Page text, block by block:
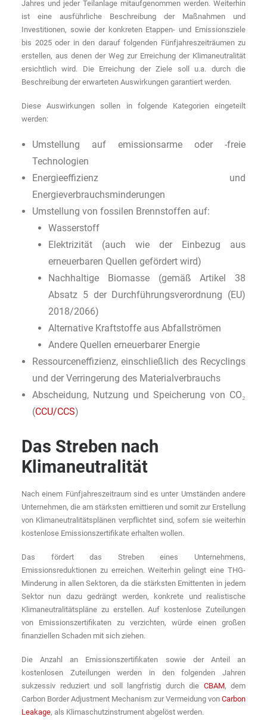
Jahres und jeder Teilanlage mitaufgenommen werden. Weiterhin
ist eine ausführliche Beschreibung der Maßnahmen und
Investitionen, sowie der konkreten Etappen- und Emissionsziele
bis 2025 oder in den darauf folgenden Fünfjahreszeiträumen zu
erstellen, aus denen der Weg zur Erreichung der Klimaneutralität
ersichtlich wird. Die Erreichung der Ziele soll u.a. durch die
Beschreibung der erwarteten Auswirkungen garantiert werden.
Diese Auswirkungen sollen in folgende Kategorien eingeteilt
werden:
Umstellung auf emissionsarme oder -freie
Technologien
Energieeffizienz und
Energieverbrauchsminderungen
Umstellung von fossilen Brennstoffen auf:
Wasserstoff
Elektrizität (auch wie der Einbezug aus
erneuerbaren Quellen gefördert wird)
Nachhaltige Biomasse (gemäß Artikel 38
Absatz 5 der Durchführungsverordnung (EU)
2018/2066)
Alternative Kraftstoffe aus Abfallströmen
Andere Quellen erneuerbarer Energie
Ressourceneffizienz, einschließlich des Recyclings
und der Verringerung des Materialverbrauchs
Abscheidung, Nutzung und Speicherung von CO₂
(CCU/CCS)
Das Streben nach
Klimaneutralität
Nach einem Fünfjahreszeitraum sind es unter Umständen andere
Unternehmen, die am stärksten emittieren und somit zur Erstellung
von Klimaneutralitätsplänen verpflichtet sind, sofern sie weiterhin
kostenlose Emissionszertifikate erhalten wollen.
Das fördert das Streben eines Unternehmens,
Emissionsreduktionen zu erreichen. Weiterhin gelingt eine THG-
Minderung in allen Sektoren, da die stärksten Emittenten in jedem
Sektor nun dazu gedrängt werden, konkrete und realistische
Klimaneutralitätspläne zu erstellen. Auf kostenlose Zuteilungen
von Emissionszertifikaten zu verzichten, würde einen großen
finanziellen Schaden mit sich ziehen.
Die Anzahl an Emissionszertifikaten sowie der Anteil an
kostenlosen Zuteilungen werden in den folgenden Jahren
sukzessiv reduziert und soll langfristig durch die CBAM, dem
Carbon Border Adjustment Mechanism zur Vermeidung von Carbon
Leakage, als Klimaschutzinstrument abgelöst werden.